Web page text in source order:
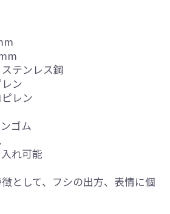
テンレス鋼
ン
レン
ゴム
れ可能
として、フシの出方、表情に個